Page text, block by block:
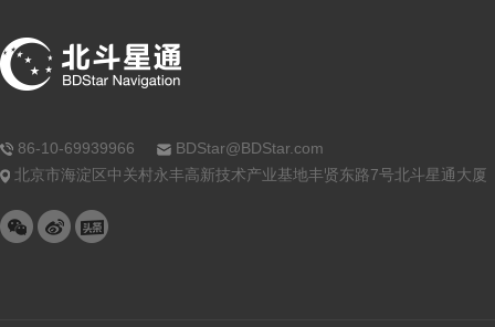
86-10-69939966
BDStar@BDStar.com
北京市海淀区中关村永丰高新技术产业基地丰贤东路7号北斗星通大厦